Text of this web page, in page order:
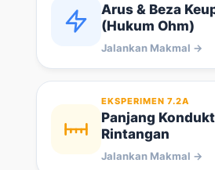
Arus & Beza
(Hukum Ohm)
Jalankan Makmal →
EKSPERIMEN 7.2A
Panjang
Rintangan
Jalankan Makmal →